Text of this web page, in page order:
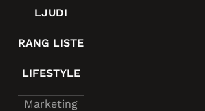
LJUDI
RANG LISTE
LIFESTYLE
Marketing